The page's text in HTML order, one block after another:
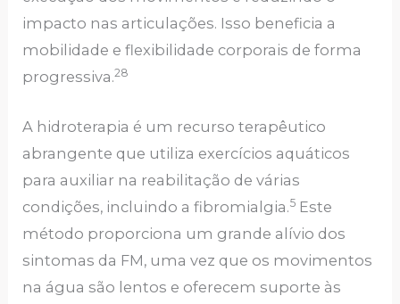
impacto nas articulações. Isso beneficia a
mobilidade e flexibilidade corporais de forma
progressiva.28
A hidroterapia é um recurso terapêutico
abrangente que utiliza exercícios aquáticos
para auxiliar na reabilitação de várias
condições, incluindo a fibromialgia.5 Este
método proporciona um grande alívio dos
sintomas da FM, uma vez que os movimentos
na água são lentos e oferecem suporte às